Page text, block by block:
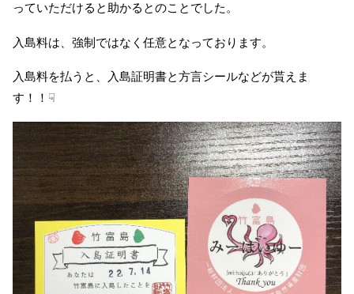
っていただけると助かるとのことでした。
入島料は、強制ではなく任意となっております。
入島料を払うと、入島証明書と方言シールなどが貰えま
す！！☟